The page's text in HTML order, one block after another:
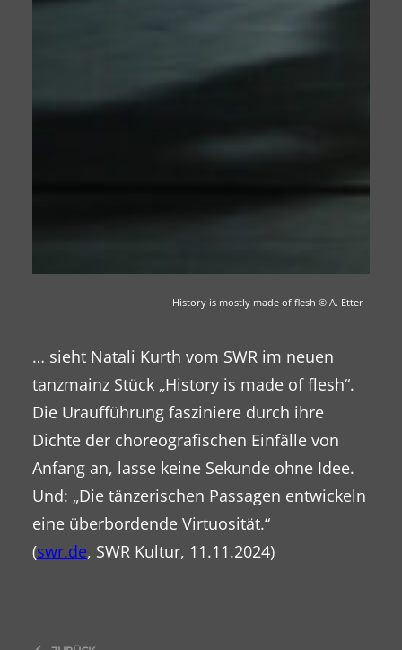
History is mostly made of flesh © A. Etter
… sieht Natali Kurth vom SWR im neuen
tanzmainz Stück „History is made of flesh“.
Die Uraufführung fasziniere durch ihre
Dichte der choreografischen Einfälle von
Anfang an, lasse keine Sekunde ohne Idee.
Und: „Die tänzerischen Passagen entwickeln
eine überbordende Virtuosität.“
(swr.de, SWR Kultur, 11.11.2024)